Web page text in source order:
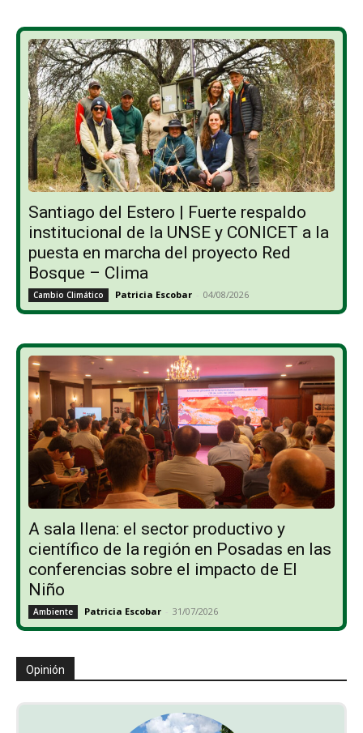
Santiago del Estero | Fuerte respaldo
institucional de la UNSE y CONICET a la
puesta en marcha del proyecto Red
Bosque – Clima
Cambio Climático Patricia Escobar - 04/08/2026
A sala llena: el sector productivo y
científico de la región en Posadas en las
conferencias sobre el impacto de El
Niño
Ambiente Patricia Escobar - 31/07/2026
Opinión